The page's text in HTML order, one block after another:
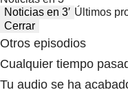
Noticias en 3′ Últimos
Cerrar
Otros episodios
Cualquier tiempo
Tu audio se ha